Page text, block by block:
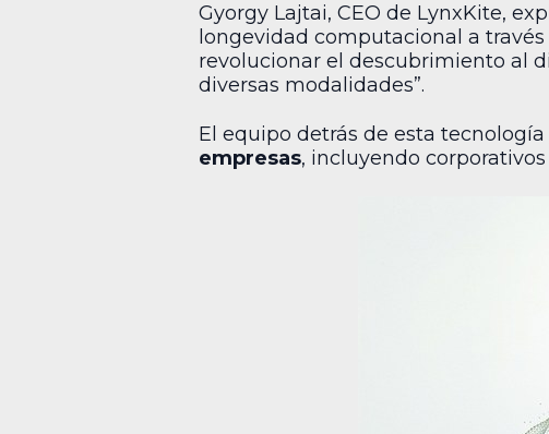
Gyorgy Lajtai, CEO de LynxKite,
longevidad computacional a
revolucionar el descubrimiento al
diversas modalidades”.
El equipo detrás de esta
empresas, incluyendo